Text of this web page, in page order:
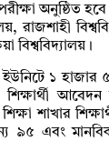
অনুষ্ঠিত
রাজশাহী
বিশ্ববিদ্যালয়।
ইউনিটে ১
শাখার
৯৫ এবং